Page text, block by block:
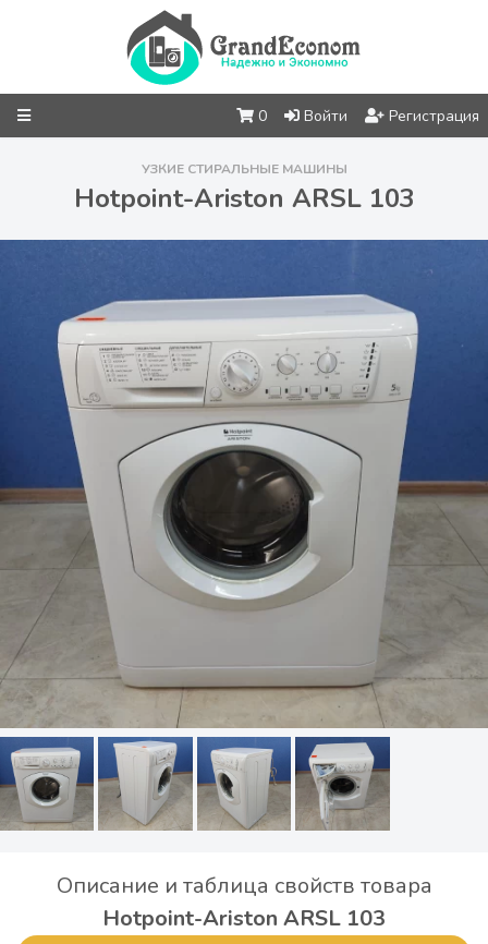
0 Войти Регистрация
УЗКИЕ СТИРАЛЬНЫЕ МАШИНЫ
Hotpoint-Ariston ARSL 103
Описание и таблица свойств товара
Hotpoint-Ariston ARSL 103